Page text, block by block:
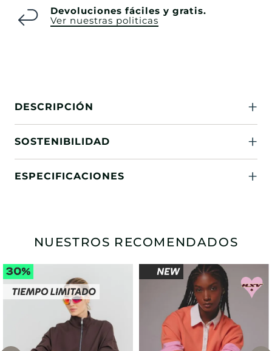
Devoluciones fáciles y gratis.
Ver nuestras politicas
DESCRIPCIÓN
SOSTENIBILIDAD
ESPECIFICACIONES
NUESTROS RECOMENDADOS